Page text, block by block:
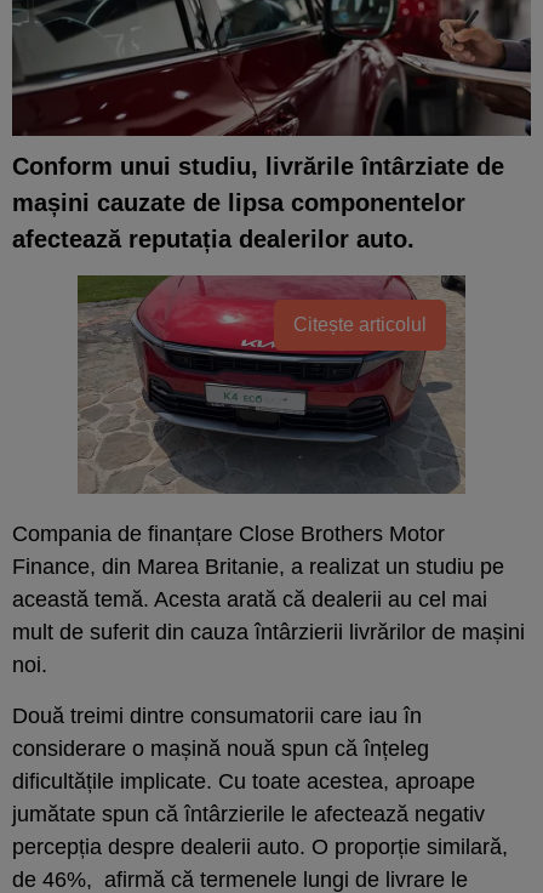
Conform unui studiu, livrările întârziate de
mașini cauzate de lipsa componentelor
afectează reputația dealerilor auto.
Citește articolul
Compania de finanțare Close Brothers Motor
Finance, din Marea Britanie, a realizat un studiu pe
această temă. Acesta arată că dealerii au cel mai
mult de suferit din cauza întârzierii livrărilor de mașini
noi.
Două treimi dintre consumatorii care iau în
considerare o mașină nouă spun că înțeleg
dificultățile implicate. Cu toate acestea, aproape
jumătate spun că întârzierile le afectează negativ
percepția despre dealerii auto. O proporție similară,
de 46%, afirmă că termenele lungi de livrare le